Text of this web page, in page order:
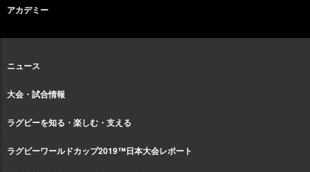
アカデミー
ニュース
大会・試合情報
ラグビーを知る・楽しむ・支える
ラグビーワールドカップ2019™日本大会レポート